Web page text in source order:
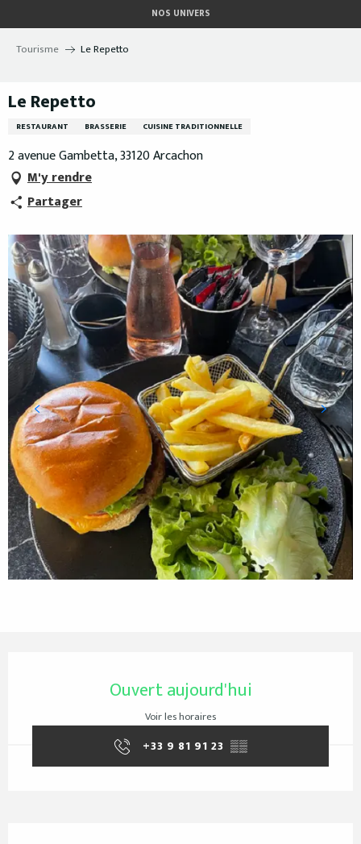
au
contenu
NOS UNIVERS
Tourisme Le Repetto
Le Repetto
RESTAURANT BRASSERIE CUISINE TRADITIONNELLE
2 avenue Gambetta, 33120 Arcachon
M'y rendre
Partager
Ouvert aujourd'hui
Voir les horaires
+33 9 81 91 23 ▒▒